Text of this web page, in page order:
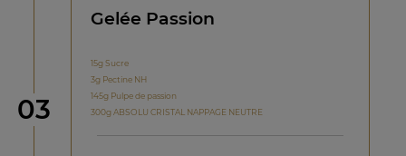
étape
03
Gelée Passion
15g Sucre
3g Pectine NH
145g Pulpe de passion
300g ABSOLU CRISTAL NAPPAGE NEUTRE